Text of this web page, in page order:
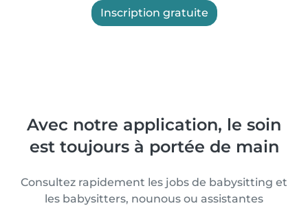
Inscription gratuite
Avec notre application, le soin
est toujours à portée de main
Consultez rapidement les jobs de babysitting et
les babysitters, nounous ou assistantes